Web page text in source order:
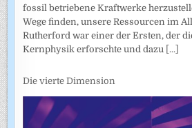
fossil betriebene Kraftwerke
Wege finden, unsere Ressourcen im
Rutherford war einer der Ersten, der
Kernphysik erforschte und dazu [...]
Die vierte Dimension